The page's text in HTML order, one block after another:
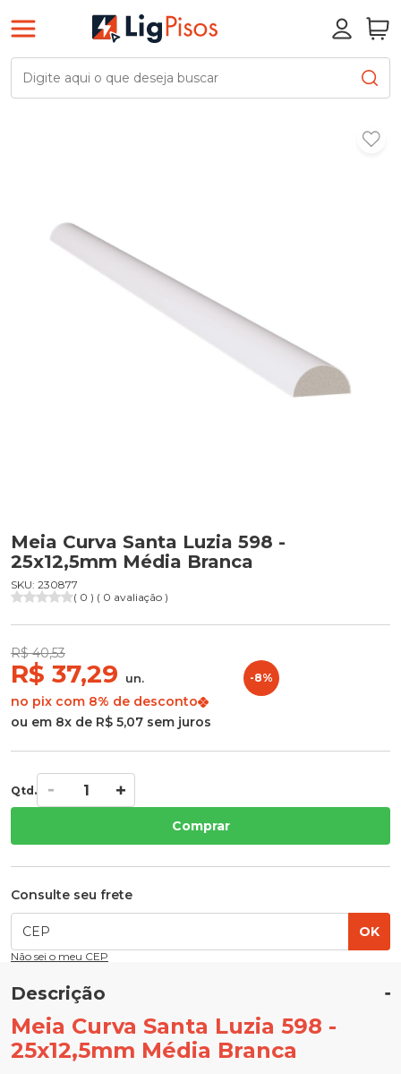
Meia Curva Santa Luzia 598 -
25x12,5mm Média Branca
SKU: 230877
( 0 ) ( 0 avaliação )
R$ 40,53
R$ 37,29 un.
no pix com 8% de desconto
-8%
ou em 8x de R$ 5,07 sem juros
Qtd.
Comprar
Consulte seu frete
OK
Não sei o meu CEP
Descrição
Meia Curva Santa Luzia 598 -
25x12,5mm Média Branca